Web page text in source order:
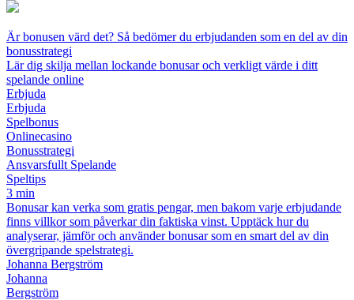
Är bonusen värd det? Så bedömer du erbjudanden som en del av din
bonusstrategi
Lär dig skilja mellan lockande bonusar och verkligt värde i ditt
spelande online
Erbjuda
Erbjuda
Spelbonus
Onlinecasino
Bonusstrategi
Ansvarsfullt Spelande
Speltips
3 min
Bonusar kan verka som gratis pengar, men bakom varje erbjudande
finns villkor som påverkar din faktiska vinst. Upptäck hur du
analyserar, jämför och använder bonusar som en smart del av din
övergripande spelstrategi.
Johanna Bergström
Johanna
Bergström